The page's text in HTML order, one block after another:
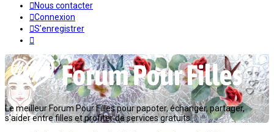
Nous contacter
Connexion
S’enregistrer
Le meilleur Forum Pour Filles pour papoter, échanger, partager,
s'aider entre filles et profiter de services gratuits...